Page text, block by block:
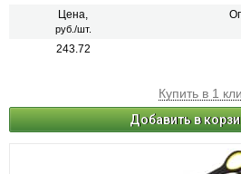
Цена,
руб./шт.
243.72
Купить в 1
Добавить в